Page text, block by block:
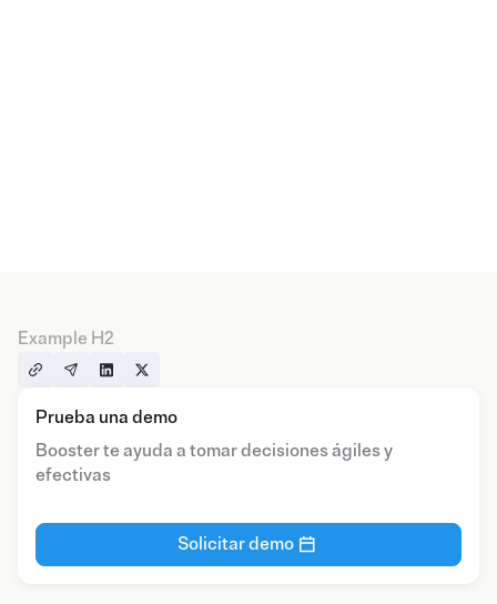
Example H2
Prueba una demo
Booster te ayuda a tomar decisiones ágiles y
efectivas
Solicitar demo